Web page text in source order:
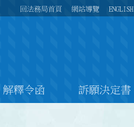
回法務局首頁 網站導覽 ENGLISH
解釋令函 訴願決定書